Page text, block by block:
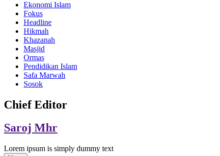
Ekonomi Islam
Fokus
Headline
Hikmah
Khazanah
Masjid
Ormas
Pendidikan Islam
Safa Marwah
Sosok
Chief Editor
Saroj Mhr
Lorem ipsum is simply dummy text